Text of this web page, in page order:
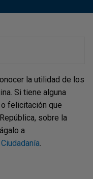
a día. Sin embargo,
Diseñando el
de múltiples
actual, dado
en explorar las
a la
la utilidad de los
Si tiene alguna
felicitación que
sobre la
a
.